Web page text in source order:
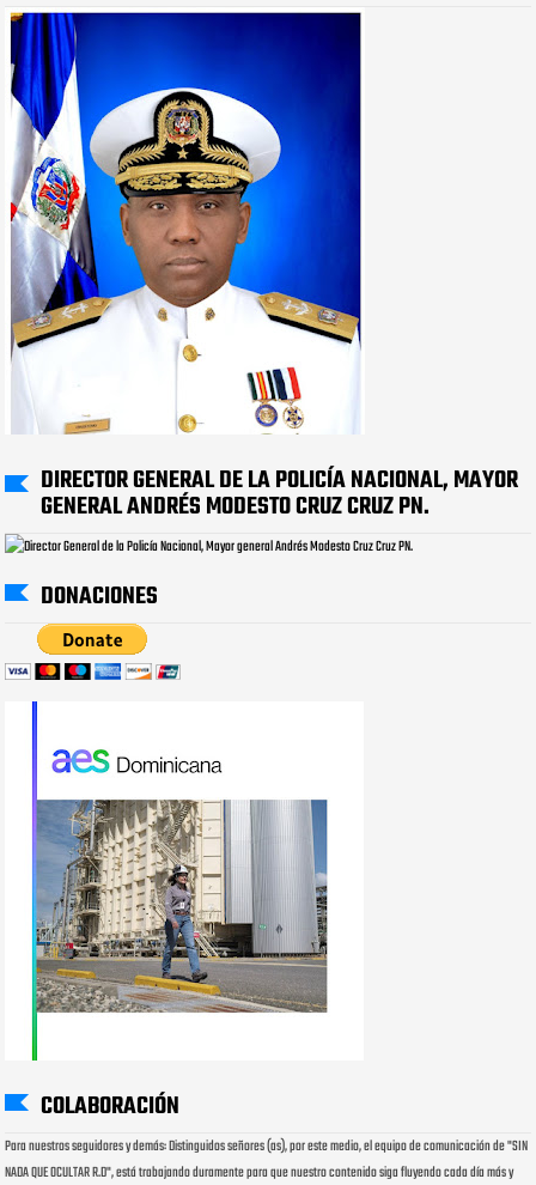
DIRECTOR GENERAL DE LA POLICÍA NACIONAL, MAYOR
GENERAL ANDRÉS MODESTO CRUZ CRUZ PN.
DONACIONES
COLABORACIÓN
Para nuestros seguidores y demás: Distinguidos señores (as), por este medio, el equipo de comunicación de "SIN
NADA QUE OCULTAR R.D", está trabajando duramente para que nuestro contenido siga fluyendo cada día más y